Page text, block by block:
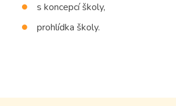
s koncepcí školy,
prohlídka školy.